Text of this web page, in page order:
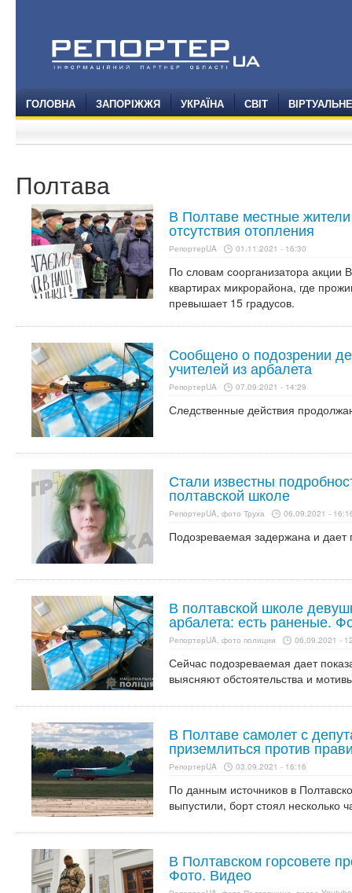
ГОЛОВНА ЗАПОРІЖЖЯ УКРАЇНА СВІТ
Полтава
В Полтаве местные
отсутствия отопления
РепортерUA 01.11.2021 - 16:30
По словам соорганизатора акции
квартирах микрорайона, где
превышает 15 градусов.
Сообщено о подозрении
учителей из арбалета
РепортерUA 07.09.2021 - 14:29
Следственные действия
Стали известны
полтавской школе
РепортерUA, фото Труха 06.09.2021 -
Подозреваемая задержана и дает
В полтавской школе
арбалета: есть раненые.
РепортерUA, фото полиции 06.09.2021 -
Сейчас подозреваемая дает
выясняют обстоятельства и
В Полтаве самолет с
приземлиться против
РепортерUA 03.09.2021 - 16:16
По данным источников в
выпустили, борт стоял несколько
В Полтавском горсовете
Фото. Видео